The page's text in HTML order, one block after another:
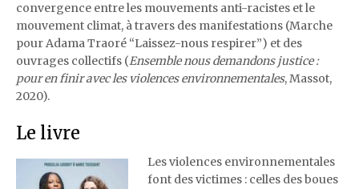
convergence entre les mouvements anti-racistes et le
mouvement climat, à travers des manifestations (Marche
pour Adama Traoré “Laissez-nous respirer”) et des
ouvrages collectifs (Ensemble nous demandons justice :
pour en finir avec les violences environnementales, Massot,
2020).
Le livre
Les violences environnementales
font des victimes : celles des boues